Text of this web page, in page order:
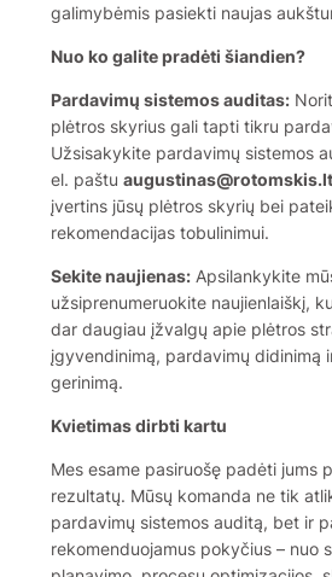
galimybėmis pasiekti naujas
Nuo ko galite pradėti šiandien?
Pardavimų sistemos auditas:
plėtros skyrius gali tapti tikru
Užsisakykite pardavimų sistemos
el. paštu augustinas@rotomskis.lt
įvertins jūsų plėtros skyrių bei
rekomendacijas tobulinimui.
Sekite naujienas: Apsilankykite
užsiprenumeruokite naujienlaiškį,
dar daugiau įžvalgų apie plėtros
įgyvendinimą, pardavimų didinimą
gerinimą.
Kvietimas dirbti kartu
Mes esame pasiruošę padėti jums
rezultatų. Mūsų komanda ne tik
pardavimų sistemos auditą, bet ir
rekomenduojamus pokyčius – nuo